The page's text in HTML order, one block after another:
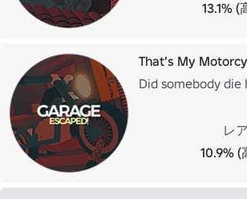
13.1% (
That’s My
Did somebody die
レ
10.9% (